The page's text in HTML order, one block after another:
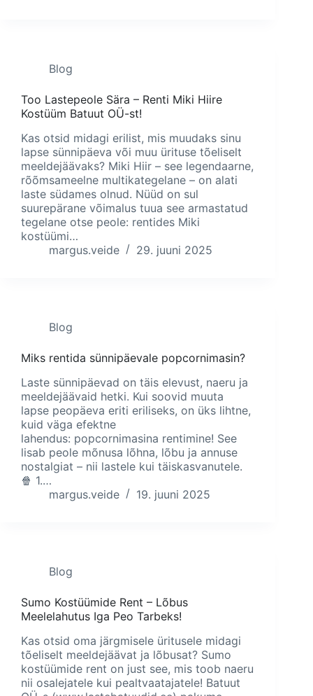
Blog
Too Lastepeole Sära – Renti Miki Hiire
Kostüüm Batuut OÜ-st!
Kas otsid midagi erilist, mis muudaks sinu
lapse sünnipäeva või muu ürituse tõeliselt
meeldejäävaks? Miki Hiir – see legendaarne,
rõõmsameelne multikategelane – on alati
laste südames olnud. Nüüd on sul
suurepärane võimalus tuua see armastatud
tegelane otse peole: rentides Miki
kostüümi…
margus.veide
29. juuni 2025
Blog
Miks rentida sünnipäevale popcornimasin?
Laste sünnipäevad on täis elevust, naeru ja
meeldejäävaid hetki. Kui soovid muuta
lapse peopäeva eriti eriliseks, on üks lihtne,
kuid väga efektne
lahendus: popcornimasina rentimine! See
lisab peole mõnusa lõhna, lõbu ja annuse
nostalgiat – nii lastele kui täiskasvanutele.
🍿 1.…
margus.veide
19. juuni 2025
Blog
Sumo Kostüümide Rent – Lõbus
Meelelahutus Iga Peo Tarbeks!
Kas otsid oma järgmisele üritusele midagi
tõeliselt meeldejäävat ja lõbusat? Sumo
kostüümide rent on just see, mis toob naeru
nii osalejatele kui pealtvaatajatele! Batuut